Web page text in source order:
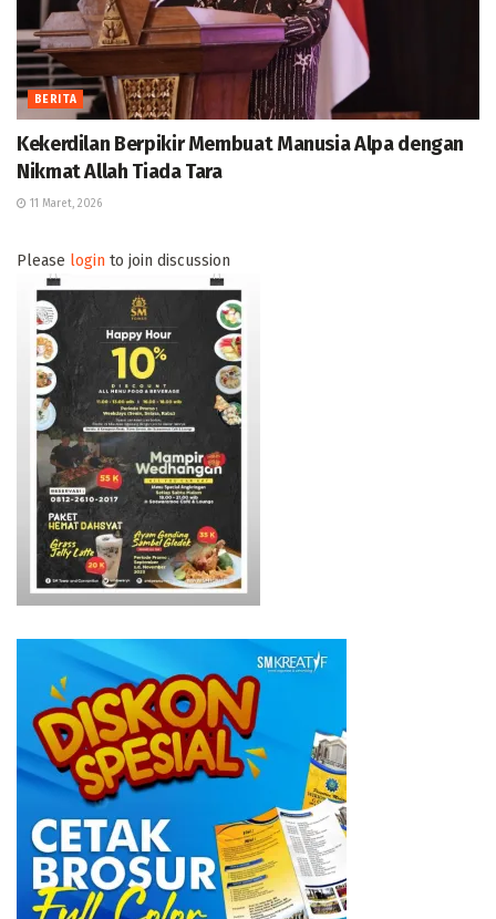
BERITA
Kekerdilan Berpikir Membuat Manusia Alpa dengan
Nikmat Allah Tiada Tara
11 Maret, 2026
Please login to join discussion